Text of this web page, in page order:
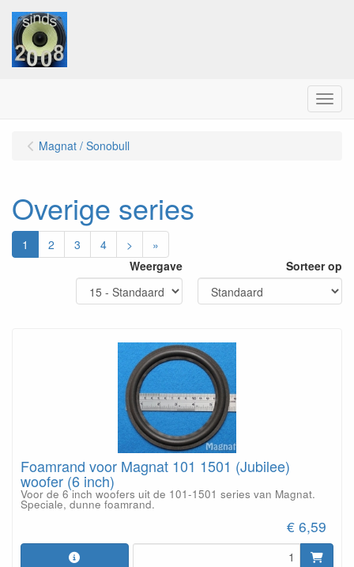
Menu
Magnat / Sonobull
Overige series
1 2 3 4 >
»
Weergave
Sorteer op
Foamrand voor Magnat 101 1501 (Jubilee)
woofer (6 inch)
Voor de 6 inch woofers uit de 101-1501 series van Magnat.
Speciale, dunne foamrand.
€ 6,59